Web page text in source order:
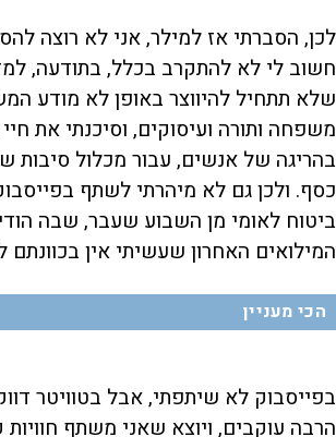
לכן, הסברתי אז למילר, אני לא רוצה
חשוב לי לא להתקרב בכלל, בתודעה,
שלא תתחיל להיווצר באופן לא מודע
משפחה ותורה ועיסוקים, וסיכנתי את
בהריגה של אנשים, עבור מכלול סיבות
כסף. ולכן גם לא מיהרתי לשתף
ביטוח לאומי מן השבוע שעבר, שבה
המילואים האחרון שעשיתי אין בכוונתם
הכי מעניין
בפייסבוק לא שיתפתי, אבל בטוויטר
הרבה עוקבים, ויוצא שאני משתף